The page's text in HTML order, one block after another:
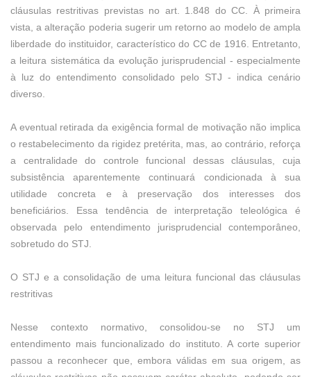
cláusulas restritivas previstas no art. 1.848 do CC. À primeira
vista, a alteração poderia sugerir um retorno ao modelo de ampla
liberdade do instituidor, característico do CC de 1916. Entretanto,
a leitura sistemática da evolução jurisprudencial - especialmente
à luz do entendimento consolidado pelo STJ - indica cenário
diverso.
A eventual retirada da exigência formal de motivação não implica
o restabelecimento da rigidez pretérita, mas, ao contrário, reforça
a centralidade do controle funcional dessas cláusulas, cuja
subsistência aparentemente continuará condicionada à sua
utilidade concreta e à preservação dos interesses dos
beneficiários. Essa tendência de interpretação teleológica é
observada pelo entendimento jurisprudencial contemporâneo,
sobretudo do STJ.
O STJ e a consolidação de uma leitura funcional das cláusulas
restritivas
Nesse contexto normativo, consolidou-se no STJ um
entendimento mais funcionalizado do instituto. A corte superior
passou a reconhecer que, embora válidas em sua origem, as